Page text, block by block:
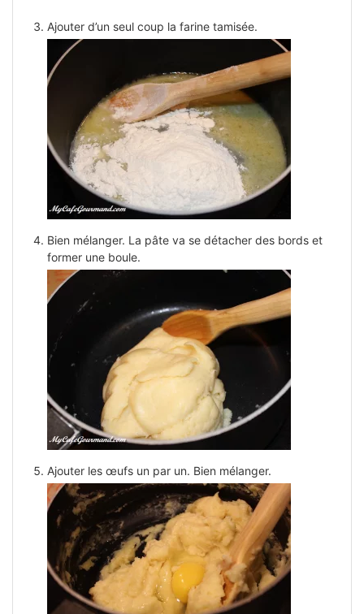
Ajouter d’un seul coup la farine tamisée.
Bien mélanger. La pâte va se détacher des bords et
former une boule.
Ajouter les œufs un par un. Bien mélanger.